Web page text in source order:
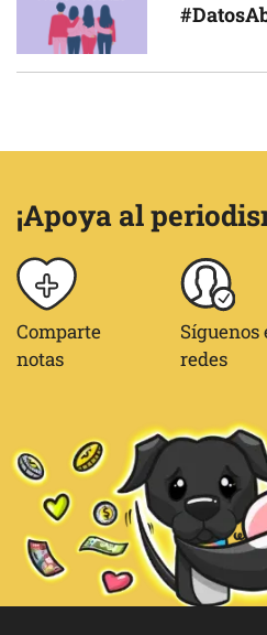
¡Apoya al
Comparte
notas
Síguenos
redes